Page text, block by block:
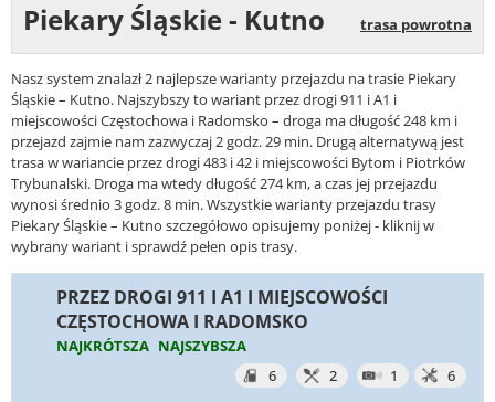
Piekary Śląskie - Kutno trasa powrotna
Nasz system znalazł 2 najlepsze warianty przejazdu na trasie Piekary
Śląskie – Kutno. Najszybszy to wariant przez drogi 911 i A1 i
miejscowości Częstochowa i Radomsko – droga ma długość 248 km i
przejazd zajmie nam zazwyczaj 2 godz. 29 min. Drugą alternatywą jest
trasa w wariancie przez drogi 483 i 42 i miejscowości Bytom i Piotrków
Trybunalski. Droga ma wtedy długość 274 km, a czas jej przejazdu
wynosi średnio 3 godz. 8 min. Wszystkie warianty przejazdu trasy
Piekary Śląskie – Kutno szczegółowo opisujemy poniżej - kliknij w
wybrany wariant i sprawdź pełen opis trasy.
PRZEZ DROGI 911 I A1 I MIEJSCOWOŚCI
CZĘSTOCHOWA I RADOMSKO
NAJKRÓTSZA NAJSZYBSZA
6
2 1 6